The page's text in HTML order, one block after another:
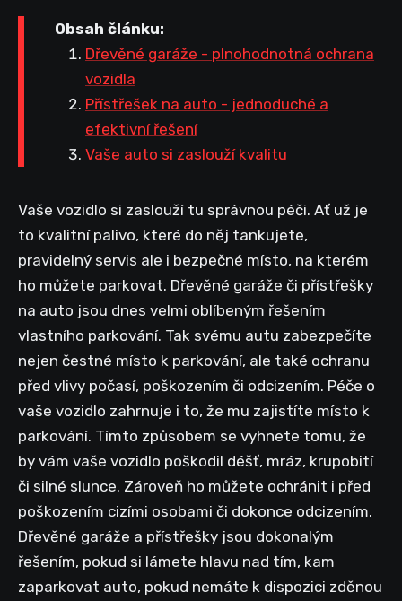
Obsah článku:
Dřevěné garáže - plnohodnotná ochrana
vozidla
Přístřešek na auto - jednoduché a
efektivní řešení
Vaše auto si zaslouží kvalitu
Vaše vozidlo si zaslouží tu správnou péči. Ať už je
to kvalitní palivo, které do něj tankujete,
pravidelný servis ale i bezpečné místo, na kterém
ho můžete parkovat. Dřevěné garáže či přístřešky
na auto jsou dnes velmi oblíbeným řešením
vlastního parkování. Tak svému autu zabezpečíte
nejen čestné místo k parkování, ale také ochranu
před vlivy počasí, poškozením či odcizením. Péče o
vaše vozidlo zahrnuje i to, že mu zajistíte místo k
parkování. Tímto způsobem se vyhnete tomu, že
by vám vaše vozidlo poškodil déšť, mráz, krupobití
či silné slunce. Zároveň ho můžete ochránit i před
poškozením cizími osobami či dokonce odcizením.
Dřevěné garáže a přístřešky jsou dokonalým
řešením, pokud si lámete hlavu nad tím, kam
zaparkovat auto, pokud nemáte k dispozici zděnou